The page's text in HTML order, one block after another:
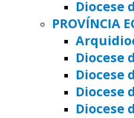
Diocese
PROVÍNCIA
Diocese
Diocese
Diocese
Diocese